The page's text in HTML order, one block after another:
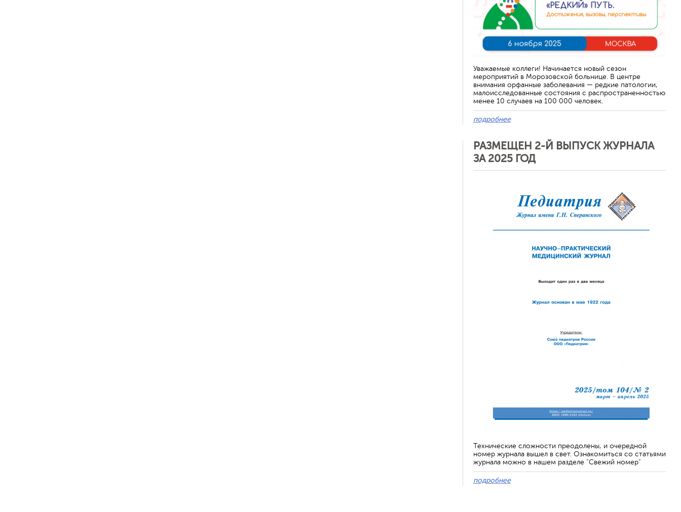
Уважаемые коллеги! Начинается новый сезон
мероприятий в Морозовской больнице. В центре
внимания орфанные заболевания — редкие патологии,
малоисследованные состояния с распространенностью
менее 10 случаев на 100 000 человек.
подробнее
РАЗМЕЩЕН 2-Й ВЫПУСК ЖУРНАЛА
ЗА 2025 ГОД
Технические сложности преодолены, и очередной
номер журнала вышел в свет. Ознакомиться со статьями
журнала можно в нашем разделе "Свежий номер"
подробнее
Отменить